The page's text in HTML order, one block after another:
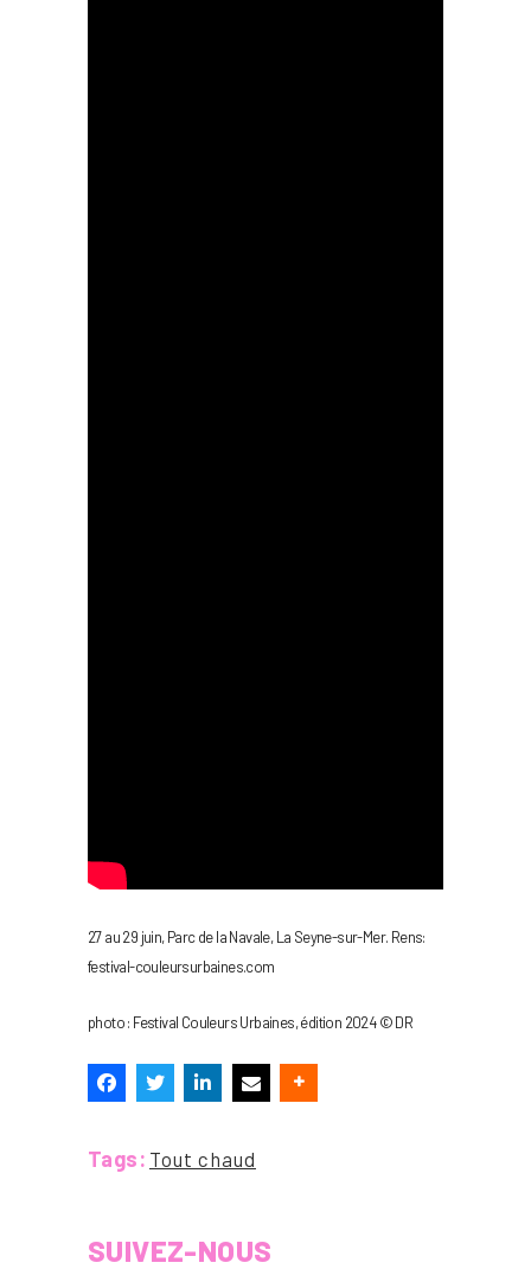
27 au 29 juin, Parc de la Navale, La Seyne-sur-Mer. Rens:
festival-couleursurbaines.com
photo : Festival Couleurs Urbaines, édition 2024 © DR
Tags: Tout chaud
SUIVEZ-NOUS